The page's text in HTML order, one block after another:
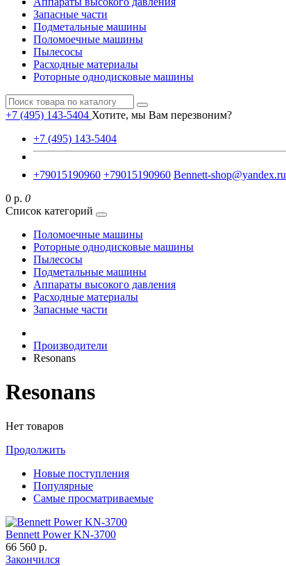
Запасные части
Подметальные машины
Поломоечные машины
Пылесосы
Расходные материалы
Роторные однодисковые машины
+7 (495) 143-5404 Хотите, мы Вам перезвоним?
+7 (495) 143-5404
+79015190960 +79015190960 Bennett-shop@yandex.ru
0 р. 0
Список категорий
Поломоечные машины
Роторные однодисковые машины
Пылесосы
Подметальные машины
Аппараты высокого давления
Расходные материалы
Запасные части
Производители
Resonans
Resonans
Нет товаров
Продолжить
Новые поступления
Популярные
Самые просматриваемые
Bennett Power KN-3700
66 560 р.
Закончился